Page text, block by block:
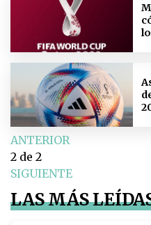
ANTERIOR
2 de 2
SIGUIENTE
LAS MÁS